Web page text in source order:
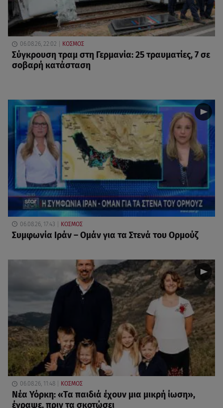
06.08.26, 22:02 ΚΟΣΜΟΣ
Σύγκρουση τραμ στη Γερμανία: 25 τραυματίες, 7 σε
σοβαρή κατάσταση
06.08.26, 17:43 ΚΟΣΜΟΣ
Συμφωνία Ιράν – Ομάν για τα Στενά του Ορμούζ
06.08.26, 11:48 ΚΟΣΜΟΣ
Νέα Υόρκη: «Τα παιδιά έχουν μια μικρή ίωση»,
έγραψε, πριν τα σκοτώσει